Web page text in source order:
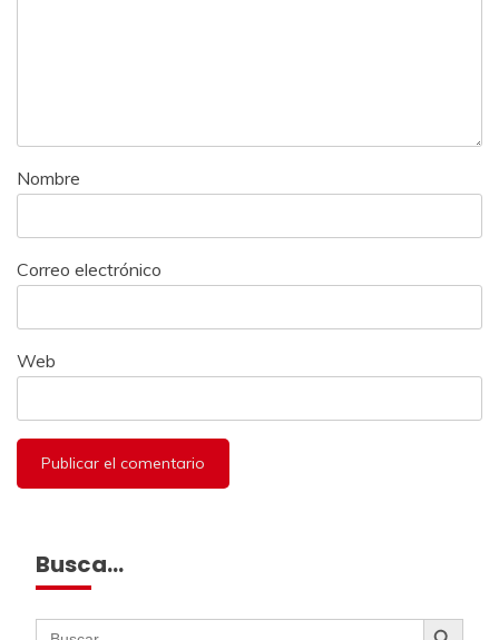
Nombre
Correo electrónico
Web
Busca…
Buscar: Botón de búsqueda